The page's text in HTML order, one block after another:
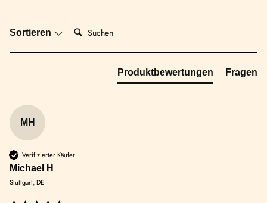
Sortieren Suchen:
Produktbewertungen Fragen
MH
Verifizierter Käufer
Michael H
Stuttgart, DE